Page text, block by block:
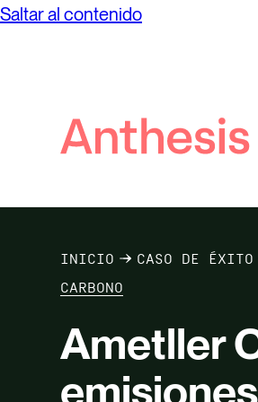
Saltar al contenido
Soluciones
recorrido integral que se basa
impacto y está orientado a
INICIO CASO DE ÉXITO
CARBONO
Ametller